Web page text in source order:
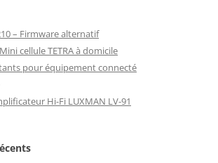
– Firmware alternatif
cellule TETRA à domicile
pour équipement connecté
Hi-Fi LUXMAN LV-91